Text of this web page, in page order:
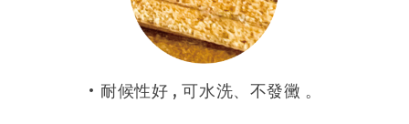
• 耐候性好 , 可水洗、不發黴 。